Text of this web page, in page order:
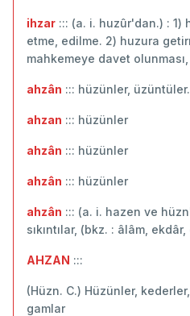
ihzar ::: (a. i. huzûr'dan.) : 1)
etme, edilme. 2) huzura
mahkemeye davet
ahzân ::: hüzünler, üzüntüler.
ahzan ::: hüzünler
ahzân ::: hüzünler
ahzân ::: ‬hüzünler
ahzân ::: (a. i. hazen ve
sıkıntılar, (bkz. : âlâm,
AHZAN :::
(Hüzn. C.) Hüzünler, kederler,
gamlar